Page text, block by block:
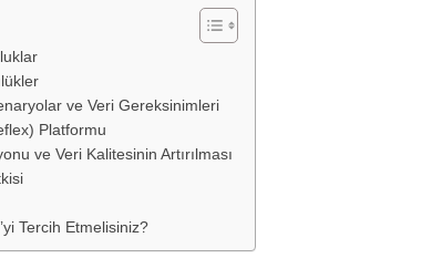
ve Veri Gereksinimleri
Platformu
ve Veri Kalitesinin Artırılması
Tercih Etmelisiniz?